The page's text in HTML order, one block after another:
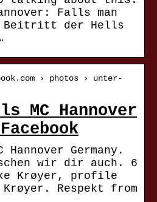
Falls man
Beitritt der Hells
› photos › unter-
MC Hannover
Germany.
wir dir auch. 6
Krøyer, profile
Respekt from